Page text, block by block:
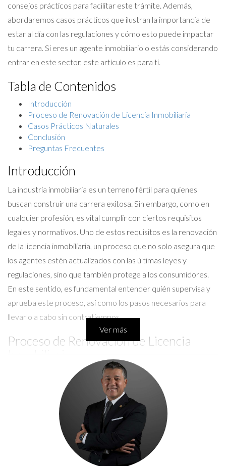
consejos prácticos para facilitar este trámite. Además,
abordaremos casos prácticos que ilustran la importancia de
estar al día con las regulaciones y cómo esto puede impactar
tu carrera. Si eres un agente inmobiliario o estás considerando
entrar en este sector, este artículo es para ti.
Tabla de Contenidos
Introducción
Proceso de Renovación de Licencia Inmobiliaria
Casos Prácticos Naturales
Conclusión
Preguntas Frecuentes
Introducción
La industria inmobiliaria es un terreno fértil para quienes
buscan construir una carrera exitosa. Sin embargo, como en
cualquier profesión, es vital cumplir con ciertos requisitos
legales y normativos. Uno de estos requisitos es la renovación
de la licencia inmobiliaria, un proceso que no solo asegura que
los agentes estén actualizados con las últimas leyes y
regulaciones, sino que también protege a los consumidores.
En este sentido, es fundamental entender quién supervisa y
aprueba este proceso, así como los pasos necesarios para
llevarlo a cabo sin contratiempos.
Proceso de Renovación de Licencia
Renovar tu licencia inmobiliaria puede parecer una tarea
abrumadora, pero desglosarla en pasos simples puede hacer
que el proceso sea mucho más manejable. Generalmente, el
proceso incluye:
Verificación de requisitos: Asegúrate de cumplir con
todas las condiciones necesarias, como horas de
educación continua.
Ver más